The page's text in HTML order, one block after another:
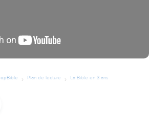
Plan de lecture La Bible en 3 ans